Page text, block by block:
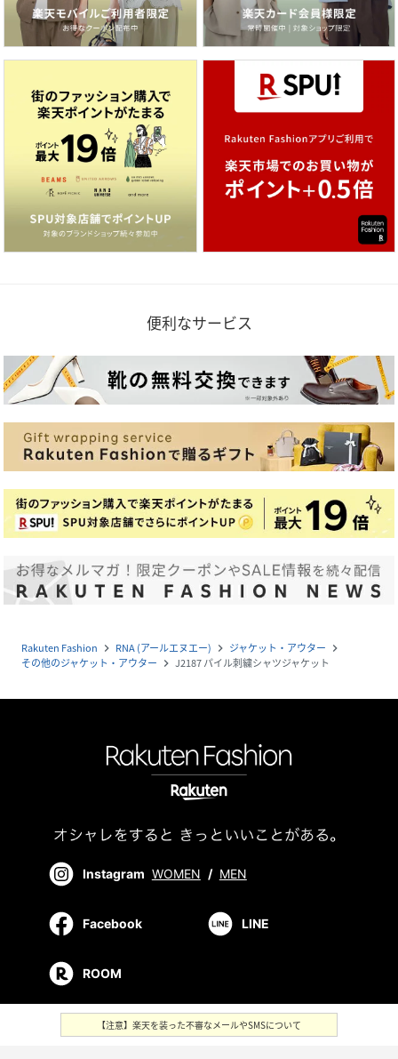
便利なサービス
Rakuten Fashion navigate_next RNA (アールエヌエー) navigate_next ジャケット・アウター navigate_next
その他のジャケット・アウター navigate_next J2187 パイル刺繍シャツジャケット
Instagram WOMEN / MEN
Facebook LINE
ROOM
【注意】楽天を装った不審なメールやSMSについて